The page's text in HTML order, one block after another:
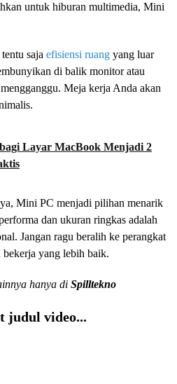
untuk hiburan multimedia, Mini
saja efisiensi ruang yang luar
di balik monitor atau
Meja kerja Anda akan
Layar MacBook Menjadi 2
Mini PC menjadi pilihan menarik
dan ukuran ringkas adalah
Jangan ragu beralih ke perangkat
yang lebih baik.
hanya di Spilltekno
judul video...